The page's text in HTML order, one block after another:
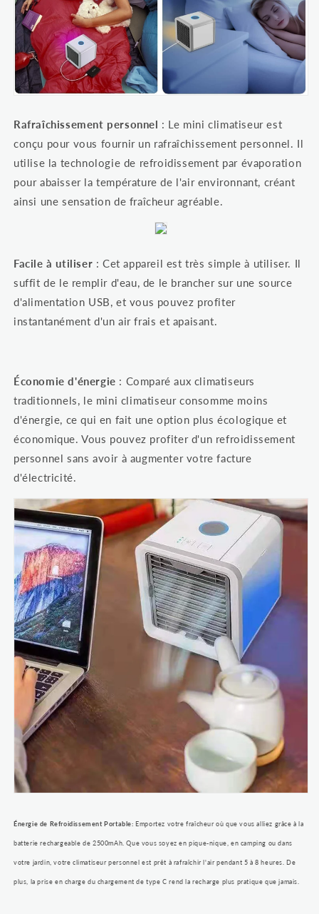
Rafraîchissement personnel : Le mini climatiseur est
conçu pour vous fournir un rafraîchissement personnel. Il
utilise la technologie de refroidissement par évaporation
pour abaisser la température de l'air environnant, créant
ainsi une sensation de fraîcheur agréable.
Facile à utiliser : Cet appareil est très simple à utiliser. Il
suffit de le remplir d'eau, de le brancher sur une source
d'alimentation USB, et vous pouvez profiter
instantanément d'un air frais et apaisant.
Économie d'énergie : Comparé aux climatiseurs
traditionnels, le mini climatiseur consomme moins
d'énergie, ce qui en fait une option plus écologique et
économique. Vous pouvez profiter d'un refroidissement
personnel sans avoir à augmenter votre facture
d'électricité.
Énergie de Refroidissement Portable: Emportez votre fraîcheur où que vous alliez grâce à la
batterie rechargeable de 2500mAh. Que vous soyez en pique-nique, en camping ou dans
votre jardin, votre climatiseur personnel est prêt à rafraîchir l'air pendant 5 à 8 heures. De
plus, la prise en charge du chargement de type C rend la recharge plus pratique que jamais.